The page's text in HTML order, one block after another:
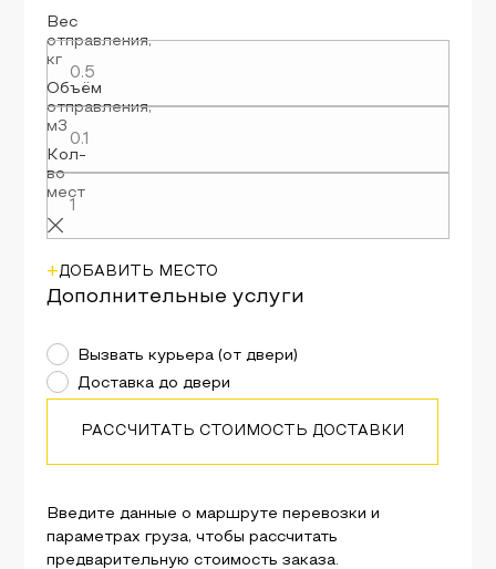
Введите данные о маршруте перевозки и
параметрах груза, чтобы рассчитать
предварительную стоимость заказа.
Вес
отправления,
кг
Объём
отправления,
м3
Кол-
во
мест
+ДОБАВИТЬ МЕСТО
Дополнительные услуги
Вызвать курьера (от двери)
Доставка до двери
РАССЧИТАТЬ СТОИМОСТЬ ДОСТАВКИ